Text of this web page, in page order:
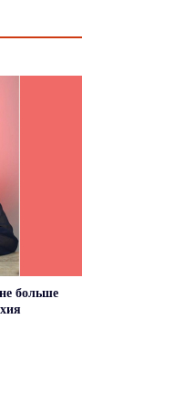
больше